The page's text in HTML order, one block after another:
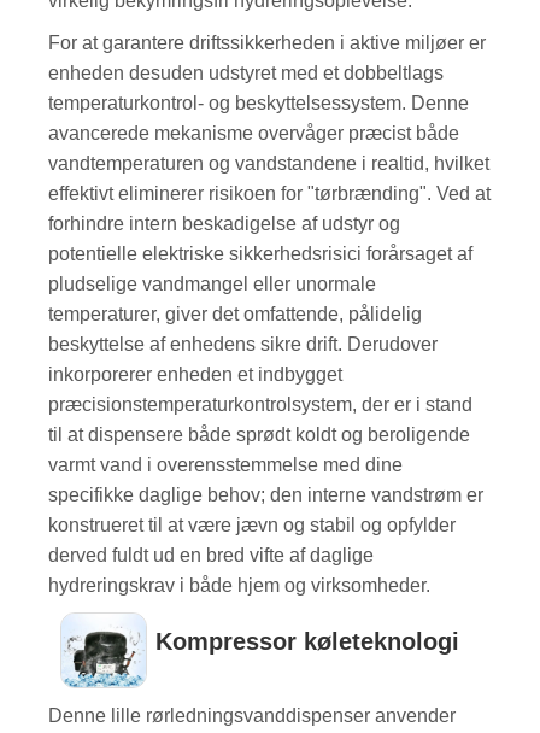
For at garantere driftssikkerheden i aktive miljøer er
enheden desuden udstyret med et dobbeltlags
temperaturkontrol- og beskyttelsessystem. Denne
avancerede mekanisme overvåger præcist både
vandtemperaturen og vandstandene i realtid, hvilket
effektivt eliminerer risikoen for "tørbrænding". Ved at
forhindre intern beskadigelse af udstyr og
potentielle elektriske sikkerhedsrisici forårsaget af
pludselige vandmangel eller unormale
temperaturer, giver det omfattende, pålidelig
beskyttelse af enhedens sikre drift. Derudover
inkorporerer enheden et indbygget
præcisionstemperaturkontrolsystem, der er i stand
til at dispensere både sprødt koldt og beroligende
varmt vand i overensstemmelse med dine
specifikke daglige behov; den interne vandstrøm er
konstrueret til at være jævn og stabil og opfylder
derved fuldt ud en bred vifte af daglige
hydreringskrav i både hjem og virksomheder.
Kompressor køleteknologi
Denne lille rørledningsvanddispenser anvender